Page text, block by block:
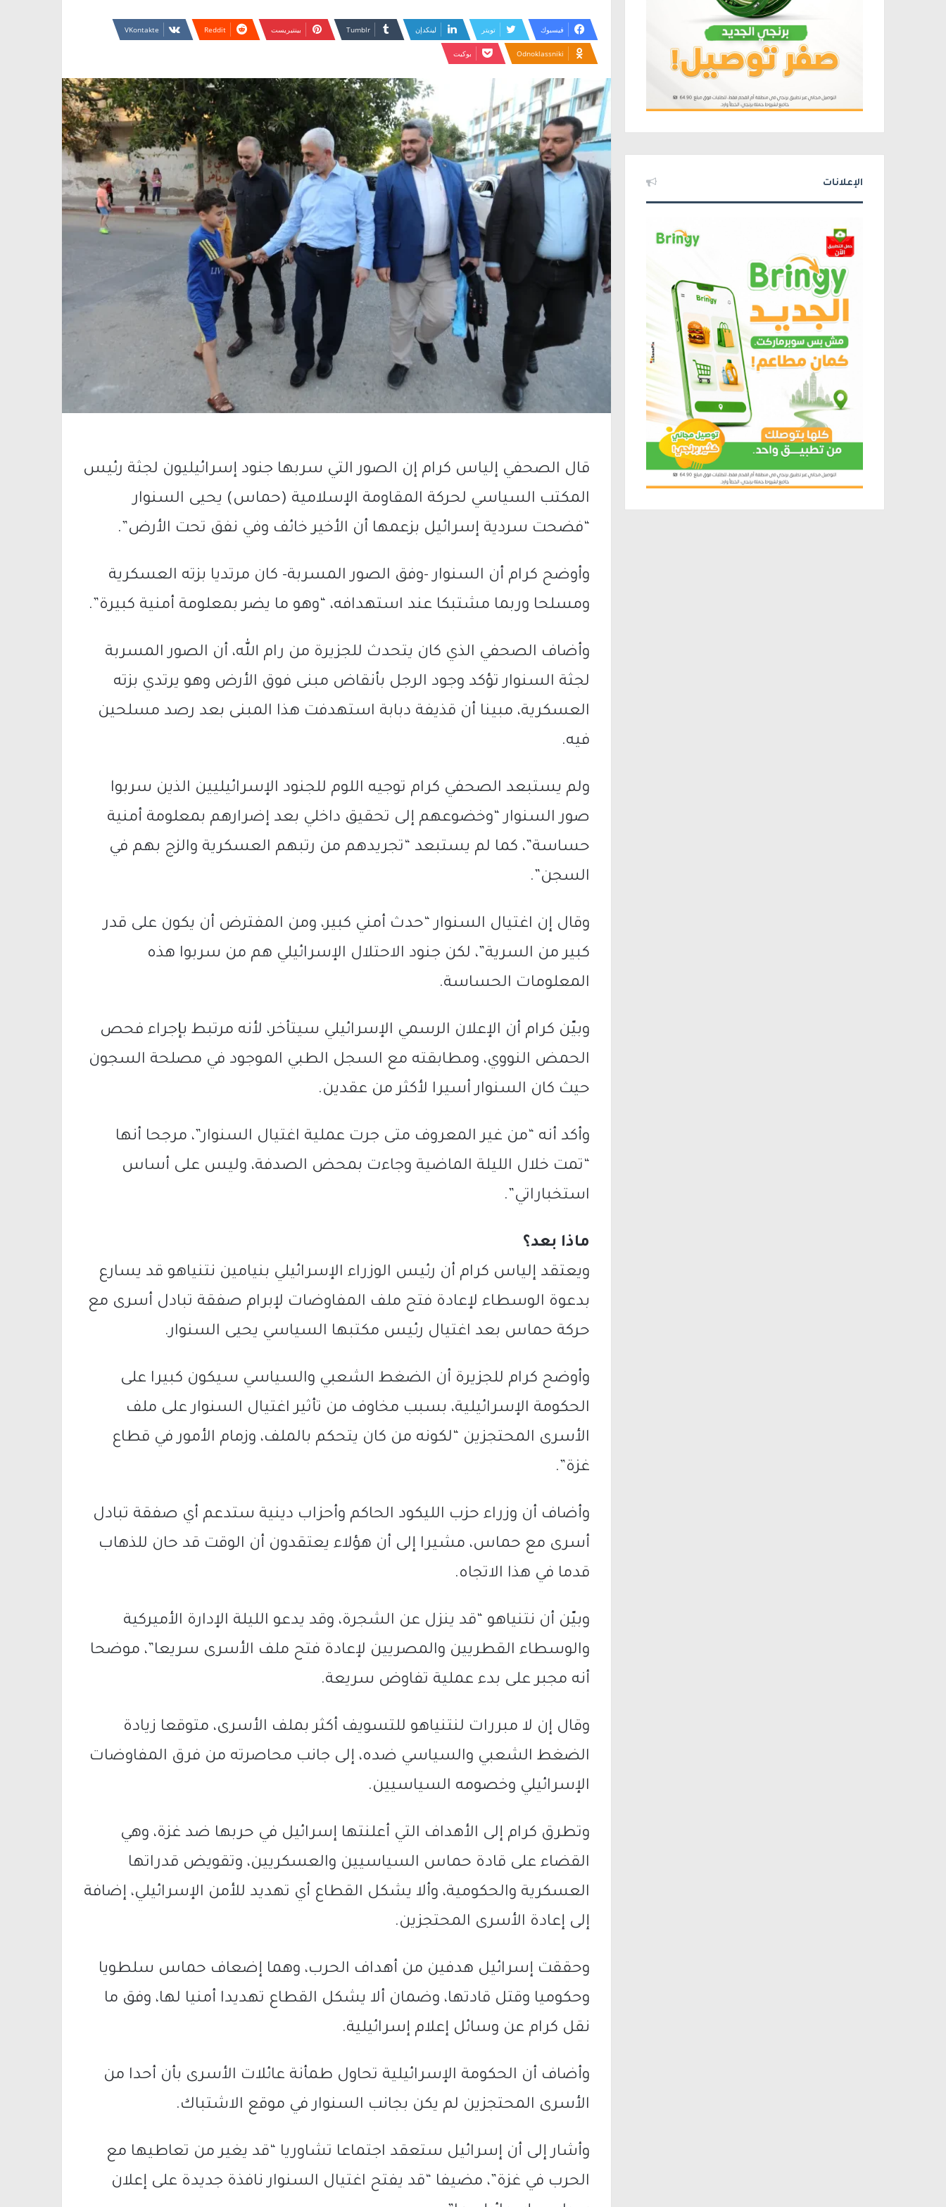
فيسبوك تويتر لينكدإن بينتيريست
Odnoklassniki بوكيت
قال الصحفي إلياس كرام إن الصور التي سربها جنود إسرائيليون لجثة رئيس
المكتب السياسي لحركة المقاومة الإسلامية (حماس) يحيى السنوار
“فضحت سردية إسرائيل بزعمها أن الأخير خائف وفي نفق تحت الأرض”.
وأوضح كرام أن السنوار -وفق الصور المسربة- كان مرتديا بزته العسكرية
ومسلحا وربما مشتبكا عند استهدافه، “وهو ما يضر بمعلومة أمنية كبيرة”.
وأضاف الصحفي الذي كان يتحدث للجزيرة من رام الله، أن الصور المسربة
لجثة السنوار تؤكد وجود الرجل بأنقاض مبنى فوق الأرض وهو يرتدي بزته
العسكرية، مبينا أن قذيفة دبابة استهدفت هذا المبنى بعد رصد مسلحين
فيه.
ولم يستبعد الصحفي كرام توجيه اللوم للجنود الإسرائيليين الذين سربوا
صور السنوار “وخضوعهم إلى تحقيق داخلي بعد إضرارهم بمعلومة أمنية
حساسة”، كما لم يستبعد “تجريدهم من رتبهم العسكرية والزج بهم في
السجن”.
وقال إن اغتيال السنوار “حدث أمني كبير، ومن المفترض أن يكون على قدر
كبير من السرية”، لكن جنود الاحتلال الإسرائيلي هم من سربوا هذه
المعلومات الحساسة.
وبيّن كرام أن الإعلان الرسمي الإسرائيلي سيتأخر، لأنه مرتبط بإجراء فحص
الحمض النووي، ومطابقته مع السجل الطبي الموجود في مصلحة السجون
حيث كان السنوار أسيرا لأكثر من عقدين.
وأكد أنه “من غير المعروف متى جرت عملية اغتيال السنوار”، مرجحا أنها
“تمت خلال الليلة الماضية وجاءت بمحض الصدفة، وليس على أساس
استخباراتي”.
ماذا بعد؟
ويعتقد إلياس كرام أن رئيس الوزراء الإسرائيلي بنيامين نتنياهو قد يسارع
بدعوة الوسطاء لإعادة فتح ملف المفاوضات لإبرام صفقة تبادل أسرى مع
حركة حماس بعد اغتيال رئيس مكتبها السياسي يحيى السنوار.
وأوضح كرام للجزيرة أن الضغط الشعبي والسياسي سيكون كبيرا على
الحكومة الإسرائيلية، بسبب مخاوف من تأثير اغتيال السنوار على ملف
الأسرى المحتجزين “لكونه من كان يتحكم بالملف، وزمام الأمور في قطاع
غزة”.
وأضاف أن وزراء حزب الليكود الحاكم وأحزاب دينية ستدعم أي صفقة تبادل
أسرى مع حماس، مشيرا إلى أن هؤلاء يعتقدون أن الوقت قد حان للذهاب
قدما في هذا الاتجاه.
وبيّن أن نتنياهو “قد ينزل عن الشجرة، وقد يدعو الليلة الإدارة الأميركية
والوسطاء القطريين والمصريين لإعادة فتح ملف الأسرى سريعا”، موضحا
أنه مجبر على بدء عملية تفاوض سريعة.
وقال إن لا مبررات لنتنياهو للتسويف أكثر بملف الأسرى، متوقعا زيادة
الضغط الشعبي والسياسي ضده، إلى جانب محاصرته من فرق المفاوضات
الإسرائيلي وخصومه السياسيين.
وتطرق كرام إلى الأهداف التي أعلنتها إسرائيل في حربها ضد غزة، وهي
القضاء على قادة حماس السياسيين والعسكريين، وتقويض قدراتها
العسكرية والحكومية، وألا يشكل القطاع أي تهديد للأمن الإسرائيلي، إضافة
إلى إعادة الأسرى المحتجزين.
وحققت إسرائيل هدفين من أهداف الحرب، وهما إضعاف حماس سلطويا
وحكوميا وقتل قادتها، وضمان ألا يشكل القطاع تهديدا أمنيا لها، وفق ما
نقل كرام عن وسائل إعلام إسرائيلية.
وأضاف أن الحكومة الإسرائيلية تحاول طمأنة عائلات الأسرى بأن أحدا من
الأسرى المحتجزين لم يكن بجانب السنوار في موقع الاشتباك.
وأشار إلى أن إسرائيل ستعقد اجتماعا تشاوريا “قد يغير من تعاطيها مع
الحرب في غزة”، مضيفا “قد يفتح اغتيال السنوار نافذة جديدة على إعلان
الإعلانات